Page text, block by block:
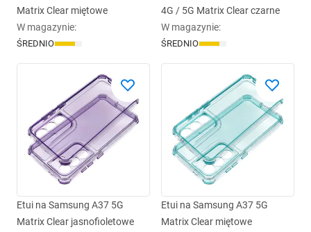
Matrix Clear miętowe
W magazynie:
ŚREDNIO
4G / 5G Matrix Clear czarne
W magazynie:
ŚREDNIO
Etui na Samsung A37 5G
Matrix Clear jasnofioletowe
Etui na Samsung A37 5G
Matrix Clear miętowe